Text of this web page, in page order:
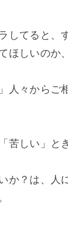
してると、
ほしいのか
人々からご
苦しい」と
か？は、人